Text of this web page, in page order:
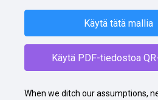
Käytä tätä mallia
Käytä PDF-tiedostoa
﻿When we ditch our assumptions,